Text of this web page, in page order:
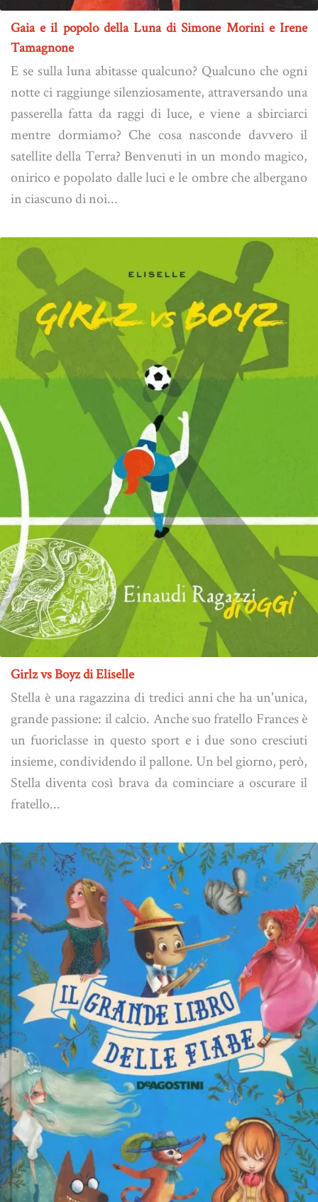
Gaia e il popolo della Luna di Simone Morini e Irene
Tamagnone
E se sulla luna abitasse qualcuno? Qualcuno che ogni
notte ci raggiunge silenziosamente, attraversando una
passerella fatta da raggi di luce, e viene a sbirciarci
mentre dormiamo? Che cosa nasconde davvero il
satellite della Terra? Benvenuti in un mondo magico,
onirico e popolato dalle luci e le ombre che albergano
in ciascuno di noi...
Girlz vs Boyz di Eliselle
Stella è una ragazzina di tredici anni che ha un'unica,
grande passione: il calcio. Anche suo fratello Frances è
un fuoriclasse in questo sport e i due sono cresciuti
insieme, condividendo il pallone. Un bel giorno, però,
Stella diventa così brava da cominciare a oscurare il
fratello...